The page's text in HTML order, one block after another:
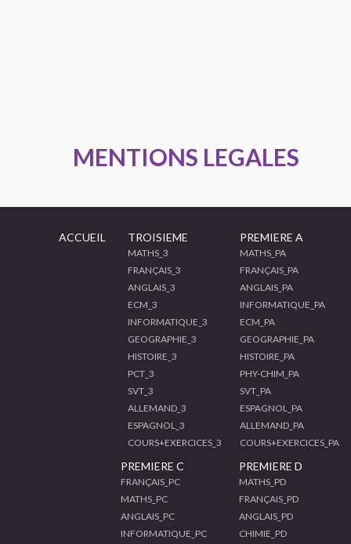
MENTIONS LEGALES
ACCUEIL TROISIEME
MATHS_3
FRANÇAIS_3
ANGLAIS_3
ECM_3
INFORMATIQUE_3
GEOGRAPHIE_3
HISTOIRE_3
PCT_3
SVT_3
ALLEMAND_3
ESPAGNOL_3
COURS+EXERCICES_3
PREMIERE A
MATHS_PA
FRANÇAIS_PA
ANGLAIS_PA
INFORMATIQUE_PA
ECM_PA
GEOGRAPHIE_PA
HISTOIRE_PA
PHY-CHIM_PA
SVT_PA
ESPAGNOL_PA
ALLEMAND_PA
COURS+EXERCICES_PA
PREMIERE C
FRANÇAIS_PC
MATHS_PC
ANGLAIS_PC
INFORMATIQUE_PC
PREMIERE D
MATHS_PD
FRANÇAIS_PD
ANGLAIS_PD
CHIMIE_PD